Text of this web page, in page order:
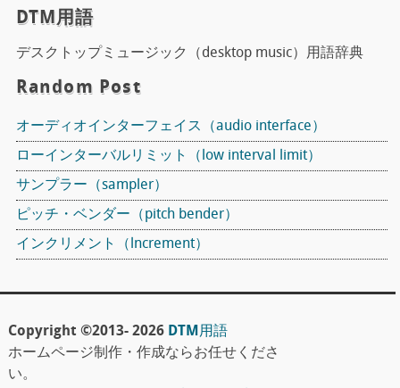
DTM用語
デスクトップミュージック（desktop music）用語辞典
Random Post
オーディオインターフェイス（audio interface）
ローインターバルリミット（low interval limit）
サンプラー（sampler）
ピッチ・ベンダー（pitch bender）
インクリメント（lncrement）
Copyright ©2013- 2026 DTM用語
ホームページ制作・作成ならお任せくださ
い。